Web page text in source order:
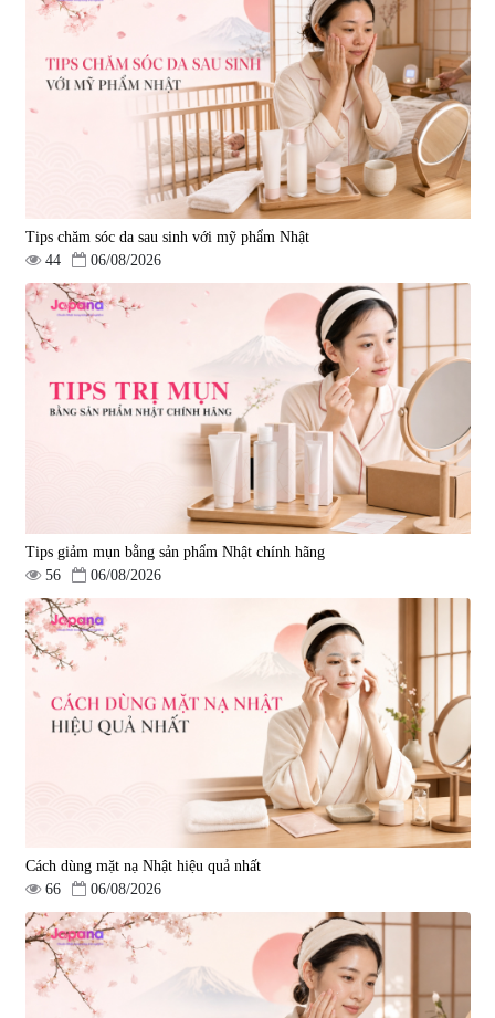
Tips chăm sóc da sau sinh với mỹ phẩm Nhật
44
06/08/2026
Tips giảm mụn bằng sản phẩm Nhật chính hãng
56
06/08/2026
Cách dùng mặt nạ Nhật hiệu quả nhất
66
06/08/2026